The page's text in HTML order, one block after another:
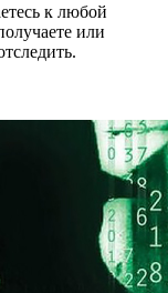
к любой
или